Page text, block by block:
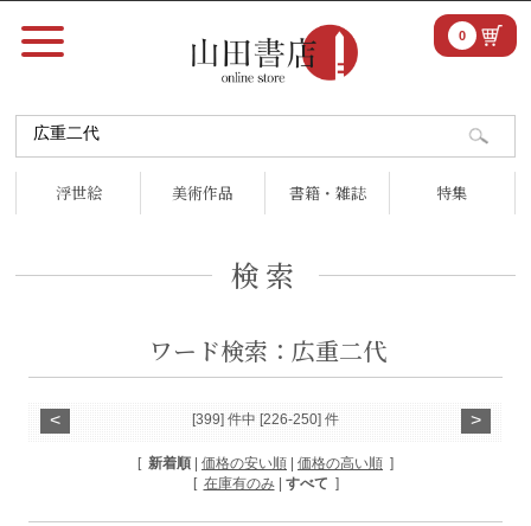
浮世絵 美術作品 書籍・雑誌 特集
0
検索
ワード検索：広重二代
[399] 件中 [226-250] 件
< >
[ 新着順 価格の安い順 価格の高い順 ]
[ 在庫有のみ| すべて ]